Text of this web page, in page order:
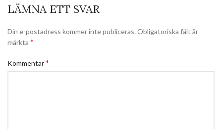
LÄMNA ETT SVAR
Din e-postadress kommer inte publiceras. Obligatoriska fält är
märkta *
Kommentar*